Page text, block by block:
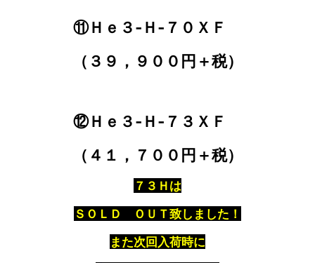
⑪Ｈｅ３‐Ｈ‐７０ＸＦ
（３９，９００円＋税）
⑫Ｈｅ３‐Ｈ‐７３ＸＦ
（４１，７００円＋税）
７３Ｈは
ＳＯＬＤ ＯＵＴ致しました！
また次回入荷時に